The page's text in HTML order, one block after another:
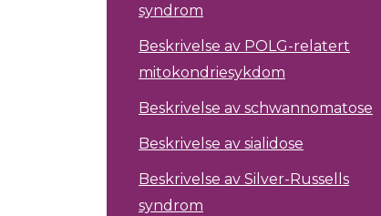
syndrom
Beskrivelse av POLG-relatert
mitokondriesykdom
Beskrivelse av schwannomatose
Beskrivelse av sialidose
Beskrivelse av Silver-Russells
syndrom